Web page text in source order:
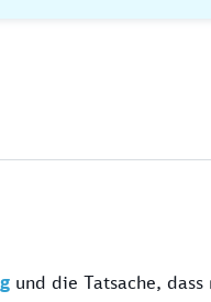
und die Tatsache,